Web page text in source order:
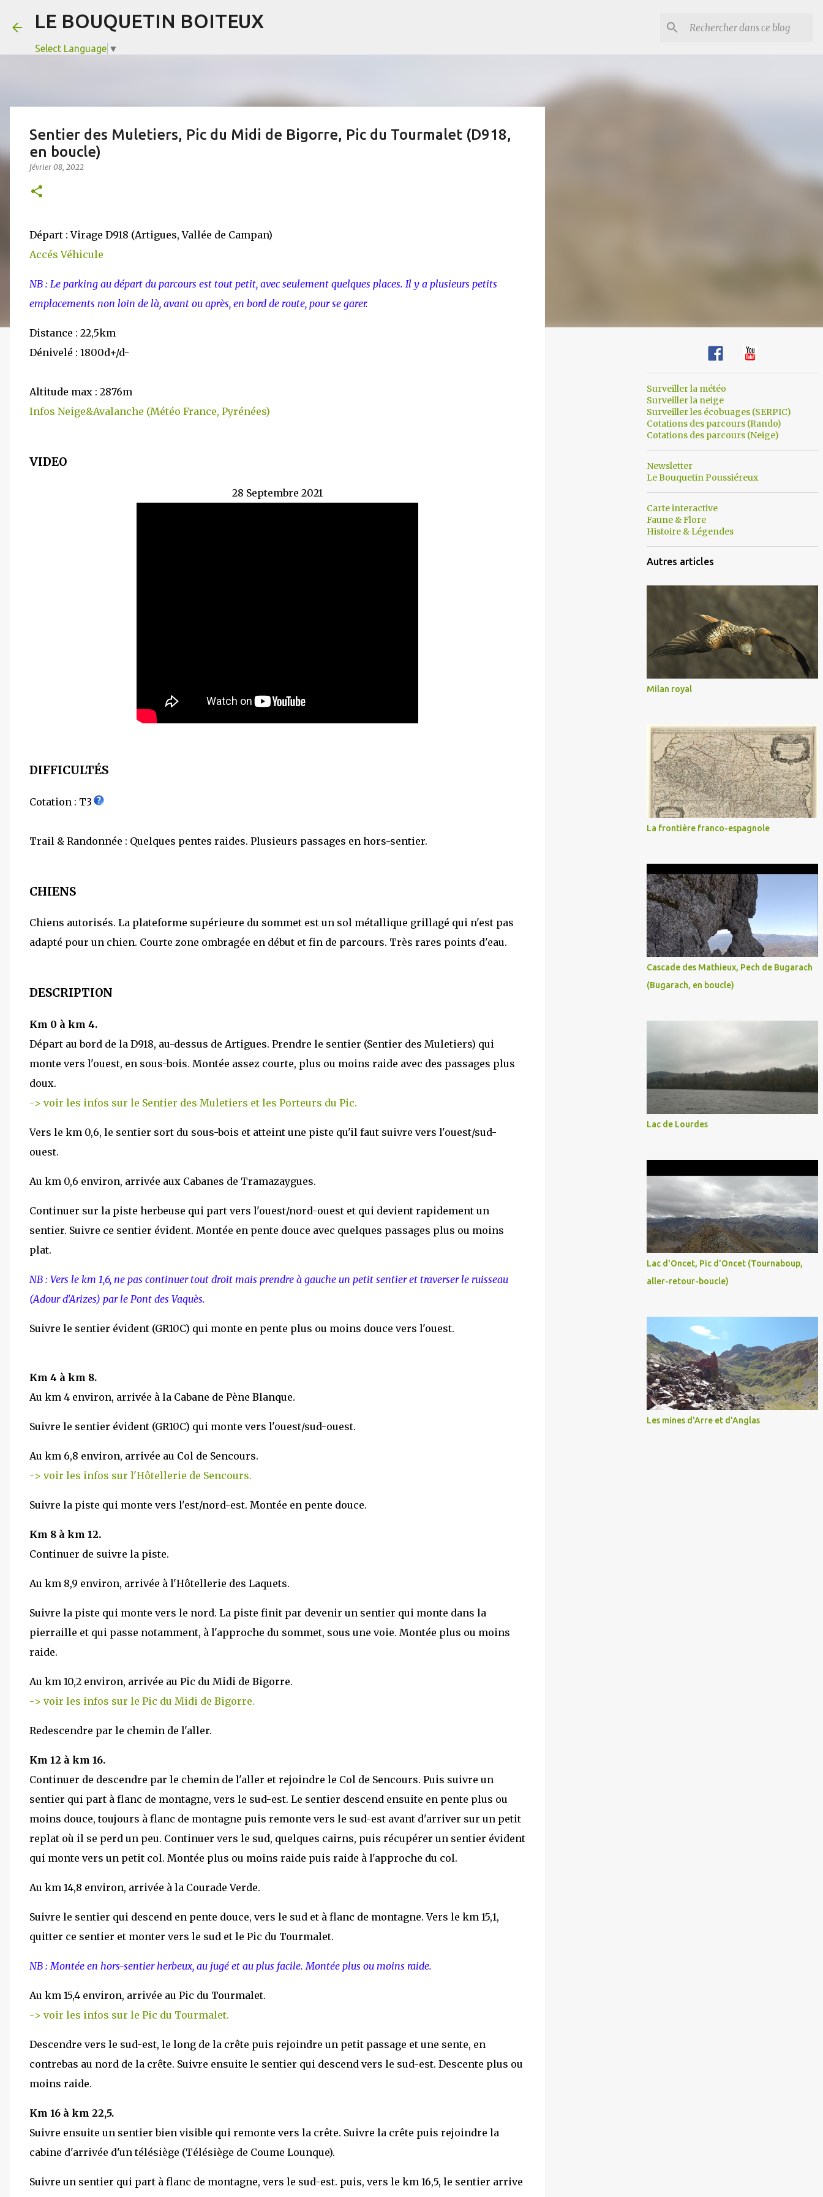
LE BOUQUETIN BOITEUX
Select Language ▼
Sentier des Muletiers, Pic du Midi de Bigorre, Pic du Tourmalet (D918,
en boucle)
février 08, 2022
Départ : Virage D918 (Artigues, Vallée de Campan)
Accés Véhicule
NB : Le parking au départ du parcours est tout petit, avec seulement quelques places. Il y a plusieurs petits
emplacements non loin de là, avant ou après, en bord de route, pour se garer.
Distance : 22,5km
Dénivelé : 1800d+/d-
Altitude max : 2876m
Infos Neige&Avalanche (Météo France, Pyrénées)
VIDEO
28 Septembre 2021
DIFFICULTÉS
Cotation : T3
Trail & Randonnée : Quelques pentes raides. Plusieurs passages en hors-sentier.
CHIENS
Chiens autorisés. La plateforme supérieure du sommet est un sol métallique grillagé qui n'est pas
adapté pour un chien. Courte zone ombragée en début et fin de parcours. Très rares points d'eau.
DESCRIPTION
Km 0 à km 4.
Départ au bord de la D918, au-dessus de Artigues. Prendre le sentier (Sentier des Muletiers) qui
monte vers l'ouest, en sous-bois. Montée assez courte, plus ou moins raide avec des passages plus
doux.
-> voir les infos sur le Sentier des Muletiers et les Porteurs du Pic.
Vers le km 0,6, le sentier sort du sous-bois et atteint une piste qu'il faut suivre vers l'ouest/sud-
ouest.
Au km 0,6 environ, arrivée aux Cabanes de Tramazaygues.
Continuer sur la piste herbeuse qui part vers l'ouest/nord-ouest et qui devient rapidement un
sentier. Suivre ce sentier évident. Montée en pente douce avec quelques passages plus ou moins
plat.
NB : Vers le km 1,6, ne pas continuer tout droit mais prendre à gauche un petit sentier et traverser le ruisseau
(Adour d'Arizes) par le Pont des Vaquès.
Suivre le sentier évident (GR10C) qui monte en pente plus ou moins douce vers l'ouest.
Km 4 à km 8.
Au km 4 environ, arrivée à la Cabane de Pène Blanque.
Suivre le sentier évident (GR10C) qui monte vers l'ouest/sud-ouest.
Au km 6,8 environ, arrivée au Col de Sencours.
-> voir les infos sur l'Hôtellerie de Sencours.
Suivre la piste qui monte vers l'est/nord-est. Montée en pente douce.
Km 8 à km 12.
Continuer de suivre la piste.
Au km 8,9 environ, arrivée à l'Hôtellerie des Laquets.
Suivre la piste qui monte vers le nord. La piste finit par devenir un sentier qui monte dans la
pierraille et qui passe notamment, à l'approche du sommet, sous une voie. Montée plus ou moins
raide.
Au km 10,2 environ, arrivée au Pic du Midi de Bigorre.
-> voir les infos sur le Pic du Midi de Bigorre.
Redescendre par le chemin de l'aller.
Km 12 à km 16.
Continuer de descendre par le chemin de l'aller et rejoindre le Col de Sencours. Puis suivre un
sentier qui part à flanc de montagne, vers le sud-est. Le sentier descend ensuite en pente plus ou
moins douce, toujours à flanc de montagne puis remonte vers le sud-est avant d'arriver sur un petit
replat où il se perd un peu. Continuer vers le sud, quelques cairns, puis récupérer un sentier évident
qui monte vers un petit col. Montée plus ou moins raide puis raide à l'approche du col.
Au km 14,8 environ, arrivée à la Courade Verde.
Suivre le sentier qui descend en pente douce, vers le sud et à flanc de montagne. Vers le km 15,1,
quitter ce sentier et monter vers le sud et le Pic du Tourmalet.
NB : Montée en hors-sentier herbeux, au jugé et au plus facile. Montée plus ou moins raide.
Au km 15,4 environ, arrivée au Pic du Tourmalet.
-> voir les infos sur le Pic du Tourmalet.
Descendre vers le sud-est, le long de la crête puis rejoindre un petit passage et une sente, en
contrebas au nord de la crête. Suivre ensuite le sentier qui descend vers le sud-est. Descente plus ou
moins raide.
Km 16 à km 22,5.
Suivre ensuite un sentier bien visible qui remonte vers la crête. Suivre la crête puis rejoindre la
cabine d'arrivée d'un télésiège (Télésiège de Coume Lounque).
Suivre un sentier qui part à flanc de montagne, vers le sud-est. puis, vers le km 16,5, le sentier arrive
Surveiller la météo
Surveiller la neige
Surveiller les écobuages (SERPIC)
Cotations des parcours (Rando)
Cotations des parcours (Neige)
Newsletter
Le Bouquetin Poussiéreux
Carte interactive
Faune & Flore
Histoire & Légendes
Autres articles
Milan royal
La frontière franco-espagnole
Cascade des Mathieux, Pech de Bugarach
(Bugarach, en boucle)
Lac de Lourdes
Lac d'Oncet, Pic d'Oncet (Tournaboup,
aller-retour-boucle)
Les mines d'Arre et d'Anglas